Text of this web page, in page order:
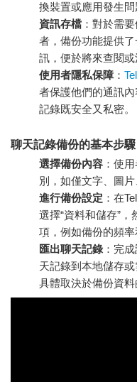
換裝置或應用發生問
資訊存檔 ：對於需
者，備份功能提供
訊，便於將來查閱或
使用者隱私保障 ：
者保護他們的通訊
記錄既安全又私密。
聊天記錄備份的基本步驟
選擇備份內容 ：使
別，如僅文字、圖片
進行備份設定 ：在
選擇“資料和儲存”，
項，例如備份的頻率
匯出聊天記錄：完
天記錄到本地儲存
具體取決於備份資料